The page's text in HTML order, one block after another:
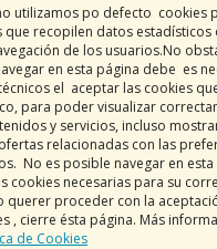
utilizamos po defecto cookies
que recopilen datos estadísticos
de los usuarios.No
en esta página debe es
el aceptar las cookies
para poder visualizar
y servicios, incluso
relacionadas con las
No es posible navegar en esta
cookies necesarias para su
querer proceder con la
, cierre ésta página. Más
de Cookies